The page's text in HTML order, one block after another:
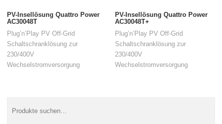
PV-Insellösung Quattro Power
AC30048T
Plug’n’Play PV Off-Grid
Schaltschranklösung zur
230/400V
Wechselstromversorgung
PV-Insellösung Quattro Power
AC30048T+
Plug’n’Play PV Off-Grid
Schaltschranklösung zur
230/400V
Wechselstromversorgung